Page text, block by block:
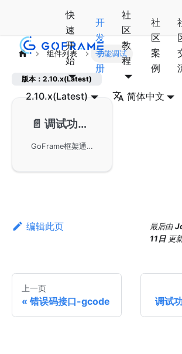
快
速
开
始
开
发
手
册
社
区
教
程
社
区
案
例
2.10.x(Latest) 简体中文
组件列表 功能调试
版本：2.10.x(Latest)
📄️ 调试功能-gdebug
GoFrame框架通过gdebug组件提供了丰富的调试功能，适用于开发环境中堆栈和调用链的分析。虽然调试方法与性能效率相关性不强，但可以帮助开发者更好地了解代码执行路径和调用信息。
编辑此页 最后由
11日 更
上一页
错误码接口-gcode 调试